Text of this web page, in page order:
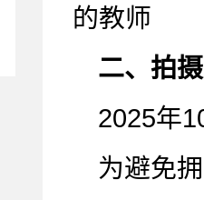
的教师
二、拍
2025年
为避免